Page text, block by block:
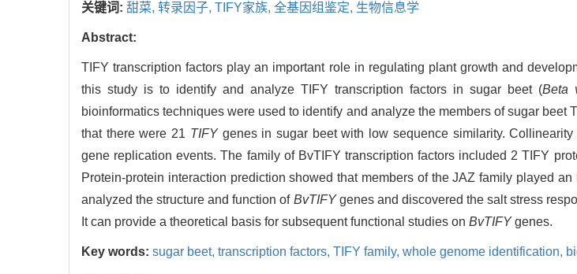
关键词: 甜菜, 转录因子, TIFY家族, 全基因组鉴定, 生物信息学
Abstract:
TIFY transcription factors play an important role in regulating plant growth and
this study is to identify and analyze TIFY transcription factors in sugar beet (Beta
bioinformatics techniques were used to identify and analyze the members of sugar
that there were 21 TIFYgenes in sugar beet with low sequence similarity.
gene replication events. The family of BvTIFY transcription factors included 2 TIFY
Protein-protein interaction prediction showed that members of the JAZ family played
analyzed the structure and function of BvTIFYgenes and discovered the salt stress
It can provide a theoretical basis for subsequent functional studies on BvTIFYgenes.
Key words: sugar beet, transcription factors, TIFY family, whole genome identification,